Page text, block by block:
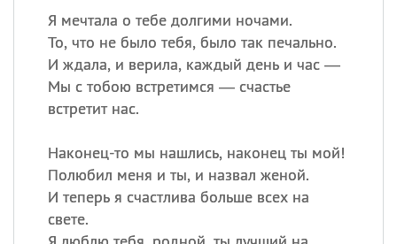
Я мечтала о тебе долгими ночами.
То, что не было тебя, было так печально.
И ждала, и верила, каждый день и час —
Мы с тобою встретимся — счастье
встретит нас.
Наконец-то мы нашлись, наконец ты мой!
Полюбил меня и ты, и назвал женой.
И теперь я счастлива больше всех на
свете.